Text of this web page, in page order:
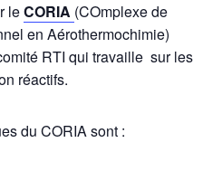
leCORIA (COmplexe de
en Aérothermochimie)
RTI qui travaille sur les
réactifs.
du CORIA sont :